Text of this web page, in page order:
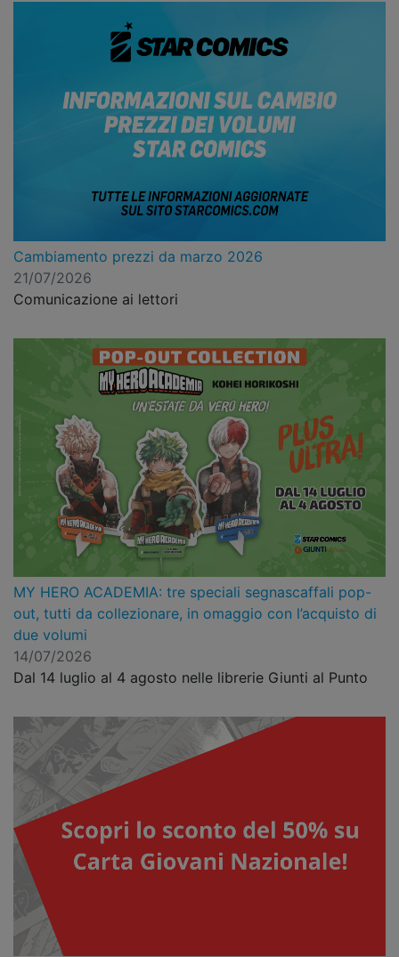
Cambiamento prezzi da marzo 2026
21/07/2026
Comunicazione ai lettori
MY HERO ACADEMIA: tre speciali segnascaffali pop-
out, tutti da collezionare, in omaggio con l’acquisto di
due volumi
14/07/2026
Dal 14 luglio al 4 agosto nelle librerie Giunti al Punto